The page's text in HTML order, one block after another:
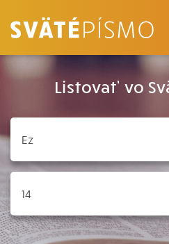
Listovať vo